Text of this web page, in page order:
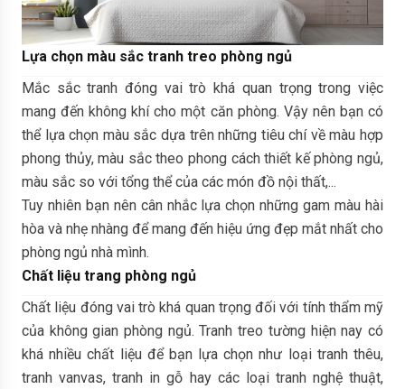
Lựa chọn màu sắc tranh treo phòng ngủ
Mắc sắc tranh đóng vai trò khá quan trọng trong việc
mang đến không khí cho một căn phòng. Vậy nên bạn có
thể lựa chọn màu sắc dựa trên những tiêu chí về màu hợp
phong thủy, màu sắc theo phong cách thiết kế phòng ngủ,
màu sắc so với tổng thể của các món đồ nội thất,...
Tuy nhiên bạn nên cân nhắc lựa chọn những gam màu hài
hòa và nhẹ nhàng để mang đến hiệu ứng đẹp mắt nhất cho
phòng ngủ nhà mình.
Chất liệu trang phòng ngủ
Chất liệu đóng vai trò khá quan trọng đối với tính thẩm mỹ
của không gian phòng ngủ. Tranh treo tường hiện nay có
khá nhiều chất liệu để bạn lựa chọn như loại tranh thêu,
tranh vanvas, tranh in gỗ hay các loại tranh nghệ thuật,